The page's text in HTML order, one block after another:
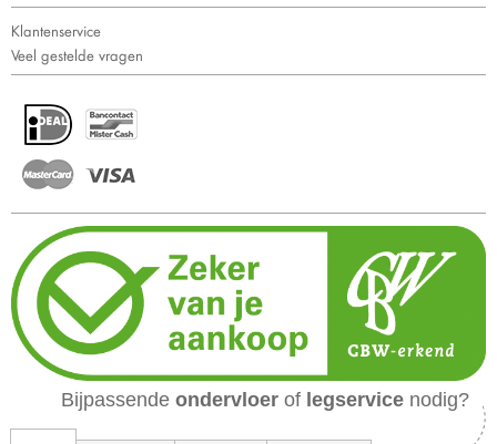
Klantenservice
Veel gestelde vragen
Bijpassende ondervloer of legservice nodig?